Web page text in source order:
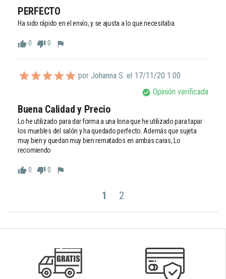
PERFECTO
Ha sido rápido en el envío, y se ajusta a lo que necesitaba.
thumb_up0 thumb_down0 flag
por Johanna S. el 17/11/20 1:00
check_circle Opinión verificada
Buena Calidad y Precio
Lo he utilizado para dar forma a una lona que he utilizado para tapar
los muebles del salón y ha quedado perfecto. Además que sujeta
muy bien y quedan muy bien rematados en ambas caras, Lo
recomiendo
thumb_up0 thumb_down0 flag
1 2